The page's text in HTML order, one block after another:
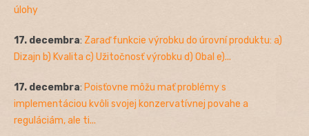
úlohy
17. decembra: Zaraď funkcie výrobku do úrovní produktu: a)
Dizajn b) Kvalita c) Užitočnosť výrobku d) Obal e)...
17. decembra: Poisťovne môžu mať problémy s
implementáciou kvôli svojej konzervatívnej povahe a
reguláciám, ale ti...